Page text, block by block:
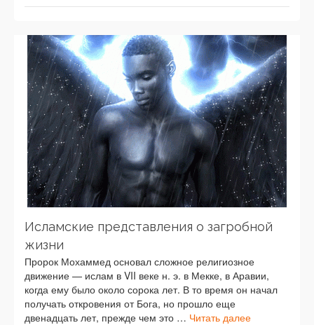
Исламские представления о загробной
жизни
Пророк Мохаммед основал сложное религиозное
движение — ислам в VII веке н. э. в Мекке, в Аравии,
когда ему было около сорока лет. В то время он начал
получать откровения от Бога, но прошло еще
двенадцать лет, прежде чем это … Читать далее